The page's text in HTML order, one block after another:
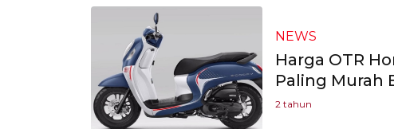
NEWS
Harga OTR
Paling Murah
2 tahun